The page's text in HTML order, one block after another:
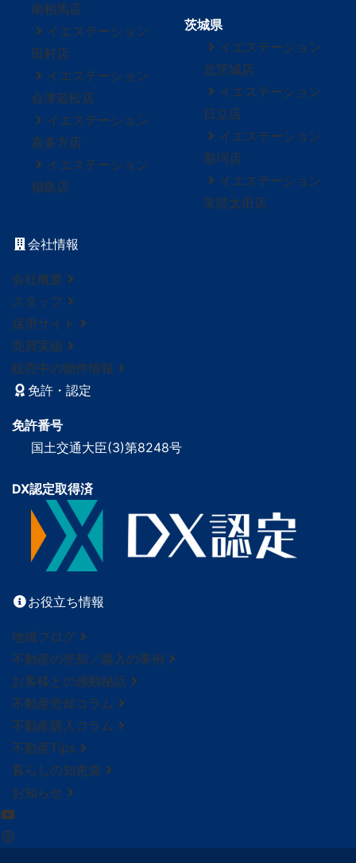
南相馬店
イエステーション
田村店
イエステーション
会津若松店
イエステーション
喜多方店
イエステーション
福島店
茨城県
イエステーション
北茨城店
イエステーション
日立店
イエステーション
那珂店
イエステーション
常陸太田店
会社情報
会社概要
スタッフ
採用サイト
売買実績
販売中の物件情報
免許・認定
免許番号
国土交通大臣(3)第8248号
DX認定取得済
お役立ち情報
地域ブログ
不動産の売却／購入の事例
お客様との感動秘話
不動産売却コラム
不動産購入コラム
不動産Tips
暮らしの知恵袋
お知らせ